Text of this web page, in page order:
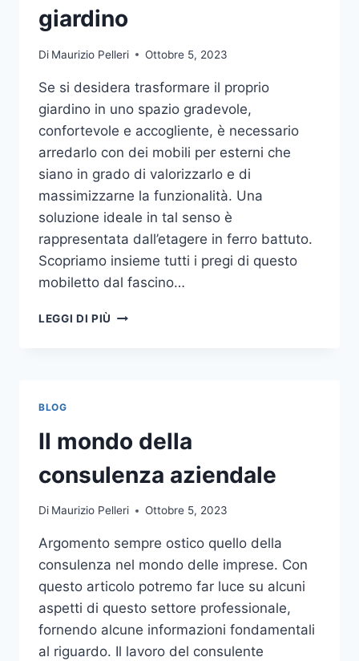
giardino
Di Maurizio Pelleri Ottobre 5, 2023
Se si desidera trasformare il proprio
giardino in uno spazio gradevole,
confortevole e accogliente, è necessario
arredarlo con dei mobili per esterni che
siano in grado di valorizzarlo e di
massimizzarne la funzionalità. Una
soluzione ideale in tal senso è
rappresentata dall’etagere in ferro battuto.
Scopriamo insieme tutti i pregi di questo
mobiletto dal fascino…
LEGGI DI PIÙ ETAGERE
PER
L’ARREDO
GIARDINO
BLOG
Il mondo della
consulenza aziendale
Di Maurizio Pelleri Ottobre 5, 2023
Argomento sempre ostico quello della
consulenza nel mondo delle imprese. Con
questo articolo potremo far luce su alcuni
aspetti di questo settore professionale,
fornendo alcune informazioni fondamentali
al riguardo. Il lavoro del consulente